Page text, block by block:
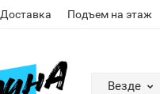
Доставка Подъем на этаж
Везде